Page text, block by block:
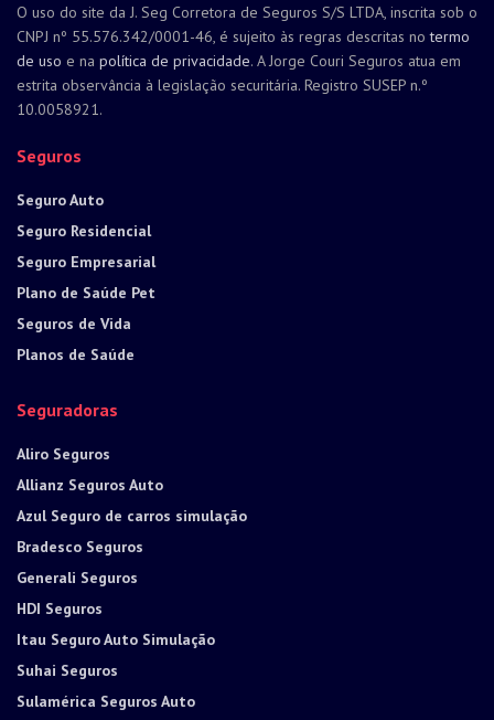
O uso do site da J. Seg Corretora de Seguros S/S LTDA, inscrita sob o
CNPJ nº 55.576.342/0001-46, é sujeito às regras descritas notermo
de uso e na política de privacidade. A Jorge Couri Seguros atua em
estrita observância à legislação securitária. Registro SUSEP n.º
10.0058921.
Seguros
Seguro Auto
Seguro Residencial
Seguro Empresarial
Plano de Saúde Pet
Seguros de Vida
Planos de Saúde
Seguradoras
Aliro Seguros
Allianz Seguros Auto
Azul Seguro de carros simulação
Bradesco Seguros
Generali Seguros
HDI Seguros
Itau Seguro Auto Simulação
Suhai Seguros
Sulamérica Seguros Auto